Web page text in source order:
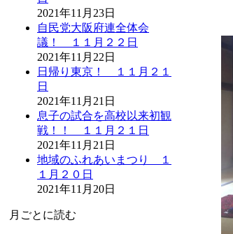
2021年11月23日
自民党大阪府連全体会
議！ １１月２２日
2021年11月22日
日帰り東京！ １１月２１
日
2021年11月21日
息子の試合を高校以来初観
戦！！ １１月２１日
2021年11月21日
地域のふれあいまつり １
１月２０日
2021年11月20日
月ごとに読む